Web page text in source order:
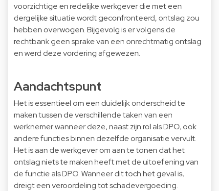
voorzichtige en redelijke werkgever die met een
dergelijke situatie wordt geconfronteerd, ontslag zou
hebben overwogen. Bijgevolg is er volgens de
rechtbank geen sprake van een onrechtmatig ontslag
en werd deze vordering afgewezen.
Aandachtspunt
Het is essentieel om een duidelijk onderscheid te
maken tussen de verschillende taken van een
werknemer wanneer deze, naast zijn rol als DPO, ook
andere functies binnen dezelfde organisatie vervult.
Het is aan de werkgever om aan te tonen dat het
ontslag niets te maken heeft met de uitoefening van
de functie als DPO. Wanneer dit toch het geval is,
dreigt een veroordeling tot schadevergoeding.